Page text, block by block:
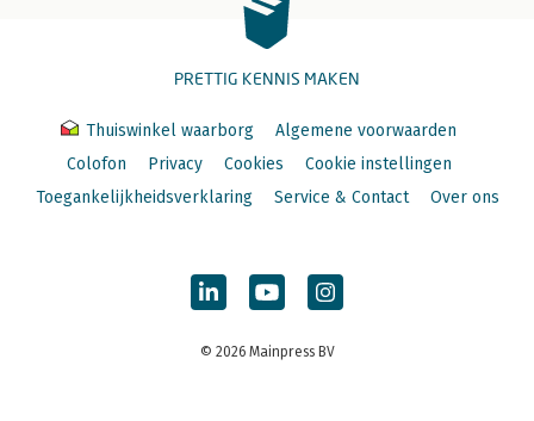
PRETTIG KENNIS MAKEN
Thuiswinkel waarborg
Algemene voorwaarden
Colofon
Privacy Cookies
Cookie instellingen
Toegankelijkheidsverklaring
Service & Contact Over ons
© 2026 Mainpress BV